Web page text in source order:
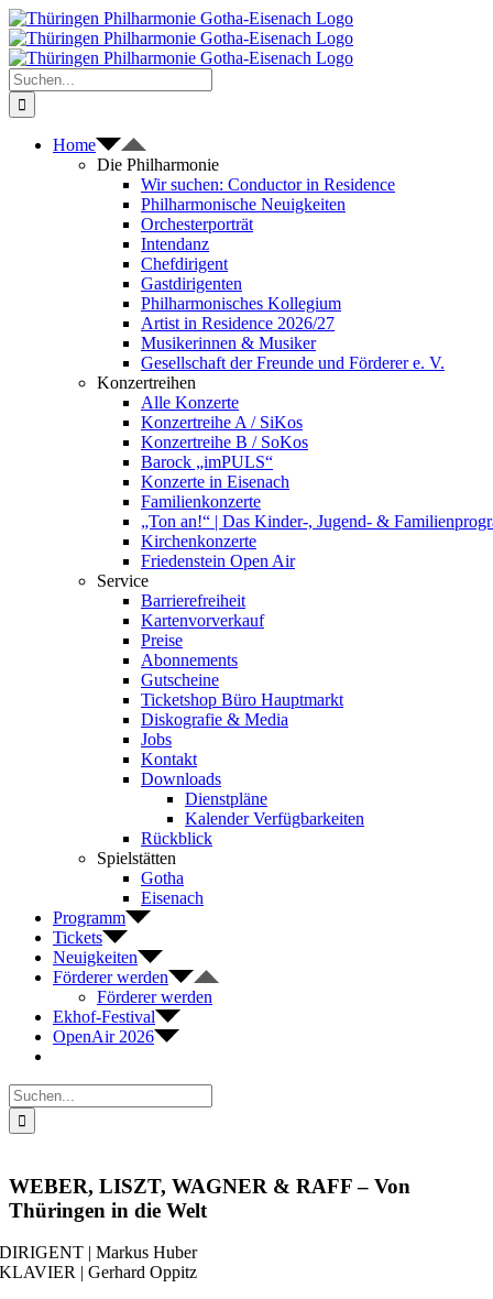
Zum
Inhalt
springen
Suche
nach:
Home
Die Philharmonie
Wir suchen: Conductor in Residence
Philharmonische Neuigkeiten
Orchesterporträt
Intendanz
Chefdirigent
Gastdirigenten
Philharmonisches Kollegium
Artist in Residence 2026/27
Musikerinnen & Musiker
Gesellschaft der Freunde und Förderer e. V.
Konzertreihen
Alle Konzerte
Konzertreihe A / SiKos
Konzertreihe B / SoKos
Barock „imPULS“
Konzerte in Eisenach
Familienkonzerte
„Ton an!“ | Das Kinder-, Jugend- &
Kirchenkonzerte
Friedenstein Open Air
Service
Barrierefreiheit
Kartenvorverkauf
Preise
Abonnements
Gutscheine
Ticketshop Büro Hauptmarkt
Diskografie & Media
Jobs
Kontakt
Downloads
Dienstpläne
Kalender Verfügbarkeiten
Rückblick
Spielstätten
Gotha
Eisenach
Programm
Tickets
Neuigkeiten
Förderer werden
Förderer werden
Ekhof-Festival
OpenAir 2026
Suche
nach:
WEBER, LISZT, WAGNER & RAFF – Von
Thüringen in die Welt
DIRIGENT | Markus Huber
KLAVIER | Gerhard Oppitz